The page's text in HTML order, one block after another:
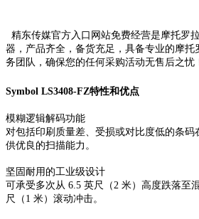
精东传媒官方入口网站免费经营是摩托罗
器，产品齐全，备货充足，具备专业
务团队，确保您的任何采购活动无售后之忧
Symbol LS3408-FZ特性和优点
模糊逻辑解码功能
对包括印刷质量差、受损或对比度低的条
供优良的扫描能力。
坚固耐用的工业级设计
可承受多次从 6.5 英尺（2 米）高度跌落至
尺（1 米）滚动冲击。